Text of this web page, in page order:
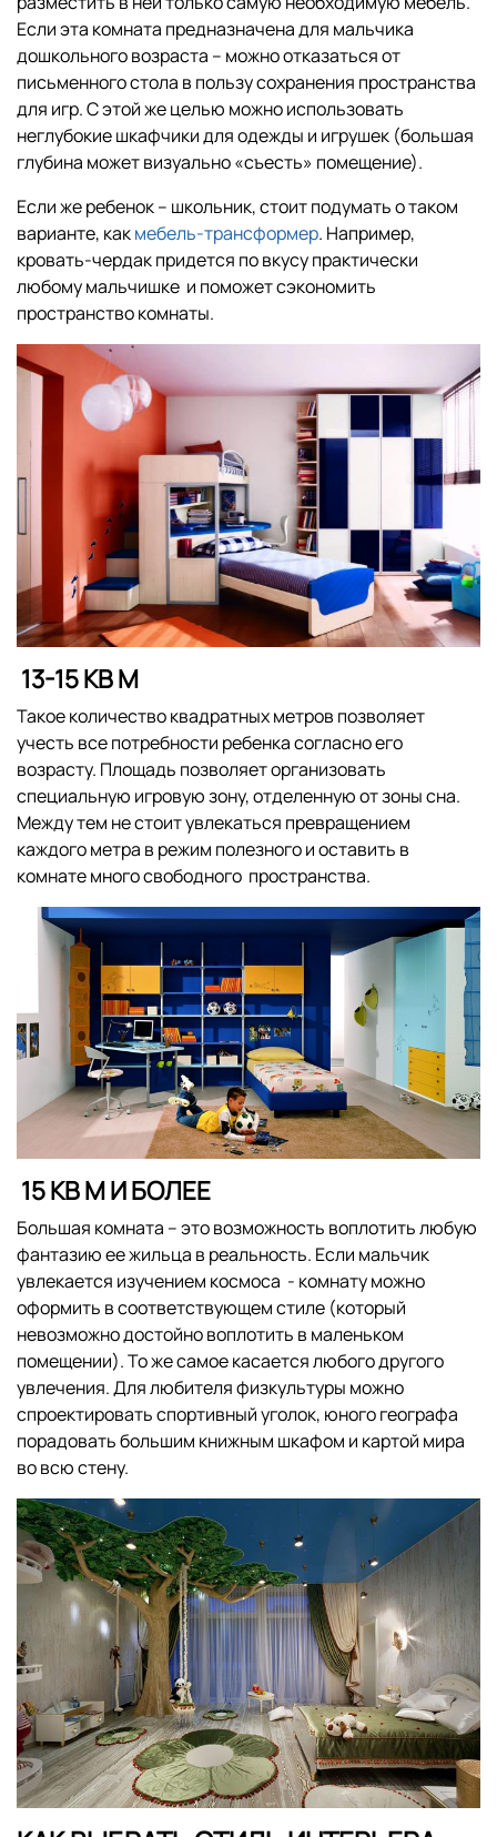
Если эта комната предназначена для мальчика
дошкольного возраста – можно отказаться от
письменного стола в пользу сохранения пространства
для игр. С этой же целью можно использовать
неглубокие шкафчики для одежды и игрушек (большая
глубина может визуально «съесть» помещение).
Если же ребенок – школьник, стоит подумать о таком
варианте, какмебель-трансформер. Например,
кровать-чердак придется по вкусу практически
любому мальчишке и поможет сэкономить
пространство комнаты.
13-15 КВ М
Такое количество квадратных метров позволяет
учесть все потребности ребенка согласно его
возрасту. Площадь позволяет организовать
специальную игровую зону, отделенную от зоны сна.
Между тем не стоит увлекаться превращением
каждого метра в режим полезного и оставить в
комнате много свободного пространства.
15 КВ М И БОЛЕЕ
Большая комната – это возможность воплотить любую
фантазию ее жильца в реальность. Если мальчик
увлекается изучением космоса - комнату можно
оформить в соответствующем стиле (который
невозможно достойно воплотить в маленьком
помещении). То же самое касается любого другого
увлечения. Для любителя физкультуры можно
спроектировать спортивный уголок, юного географа
порадовать большим книжным шкафом и картой мира
во всю стену.